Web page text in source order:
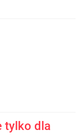
tylko dla